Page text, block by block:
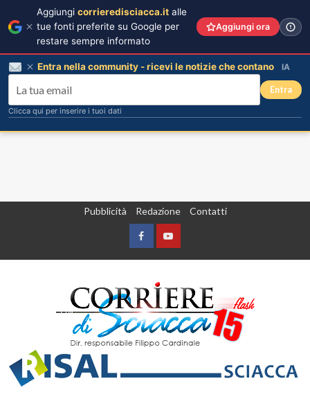
Pubblicità Redazione Contatti
FacebookYountube
Aggiungi corrieredisciacca.it alle
tue fonti preferite su Google per
restare sempre informato
Aggiungi ora
Entra nella community - ricevi le notizie che contano IA
Entra
Clicca qui per inserire i tuoi dati